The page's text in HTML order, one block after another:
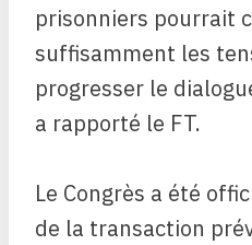
prisonniers pourrait
suffisamment les
progresser le
a rapporté le FT.
Le Congrès a été
de la transaction